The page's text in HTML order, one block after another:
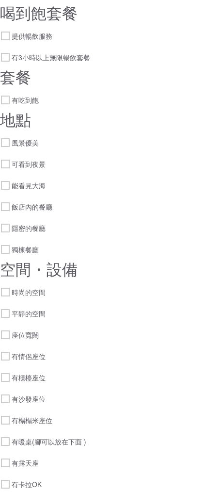
喝到飽套餐
提供暢飲服務
有3小時以上無限暢飲套餐
套餐
有吃到飽
地點
風景優美
可看到夜景
能看見大海
飯店內的餐廳
隱密的餐廳
獨棟餐廳
空間・設備
時尚的空間
平靜的空間
座位寬闊
有情侶座位
有櫃檯座位
有沙發座位
有榻榻米座位
有暖桌(腳可以放在下面 )
有露天座
有卡拉OK